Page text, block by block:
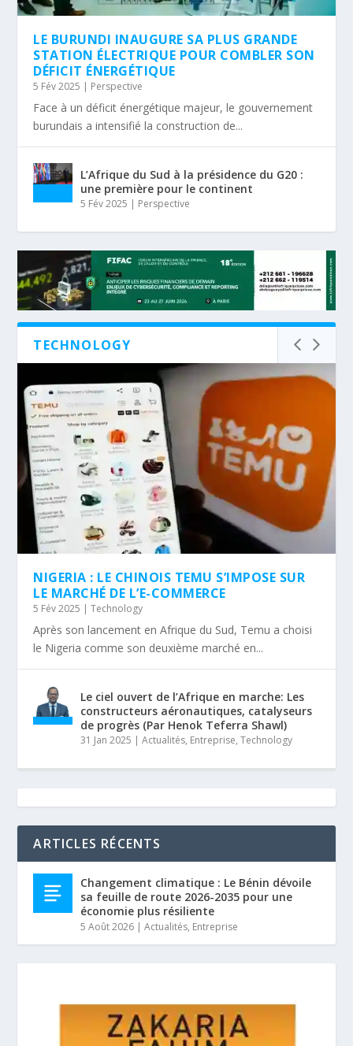
LE BURUNDI INAUGURE SA PLUS GRANDE
STATION ÉLECTRIQUE POUR COMBLER SON
DÉFICIT ÉNERGÉTIQUE
5 Fév 2025 | Perspective
Face à un déficit énergétique majeur, le gouvernement
burundais a intensifié la construction de...
L’Afrique du Sud à la présidence du G20 :
une première pour le continent
5 Fév 2025 | Perspective
TECHNOLOGY
NIGERIA : LE CHINOIS TEMU S’IMPOSE SUR
LE MARCHÉ DE L’E-COMMERCE
5 Fév 2025 |Technology
Après son lancement en Afrique du Sud, Temu a choisi
le Nigeria comme son deuxième marché en...
Le ciel ouvert de l’Afrique en marche: Les
constructeurs aéronautiques, catalyseurs
de progrès (Par Henok Teferra Shawl)
31 Jan 2025 |Actualités, Entreprise,Technology
ARTICLES RÉCENTS
Changement climatique : Le Bénin dévoile
sa feuille de route 2026-2035 pour une
économie plus résiliente
5 Août 2026 |Actualités, Entreprise